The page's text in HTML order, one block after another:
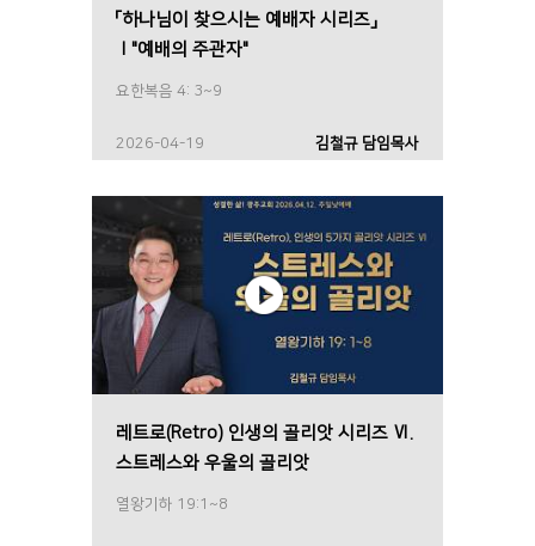
「하나님이 찾으시는 예배자 시리즈」
Ⅰ"예배의 주관자"
요한복음 4: 3~9
2026-04-19 김철규 담임목사
레트로(Retro) 인생의 골리앗 시리즈 Ⅵ.
스트레스와 우울의 골리앗
열왕기하 19:1~8